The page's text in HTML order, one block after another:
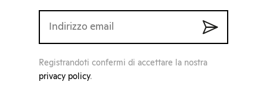
Registrandoti confermi di accettare la nostra
privacy policy.